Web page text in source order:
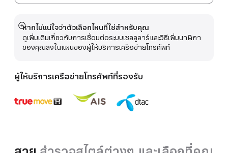
หากไม่แน่ใจว่าตัวเลือกไหนที่ใช่สำหรับคุณ
ดูเพิ่มเติมเกี่ยวกับการเชื่อมต่อระบบเซลลูลาร์และวิธีเพิ่มนาฬิกา
ของคุณลงในแผนของผู้ให้บริการเครือข่ายโทรศัพท์
แสดง
เพิ่ม
เติม
ผู้ให้บริการเครือข่ายโทรศัพท์ที่รองรับ